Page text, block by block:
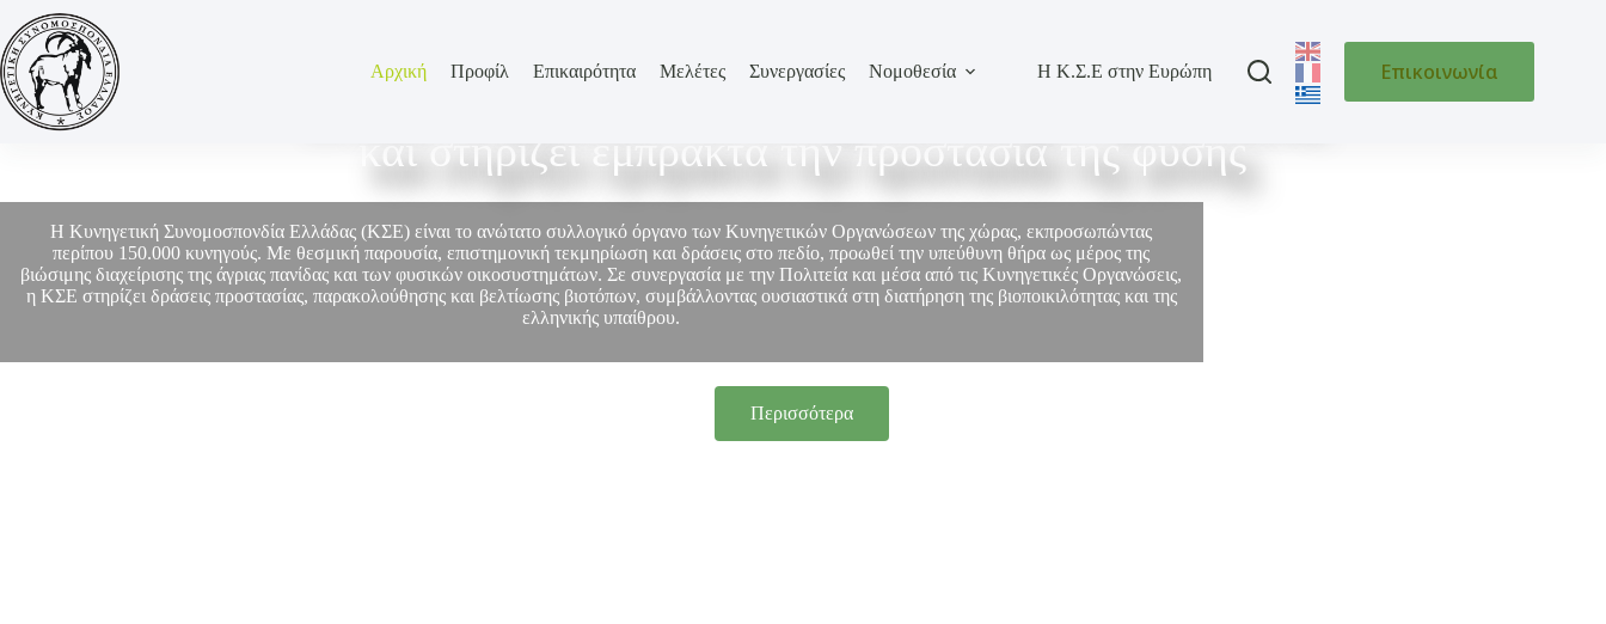
Αρχική Προφίλ Επικαιρότητα Μελέτες Συνεργασίες Νομοθεσία Η Κ.Σ.Ε στην Ευρώπη Επικοινωνία
Η ΚΣΕ εκπροσωπεί τον κυνηγετικό κόσμο της Ελλάδας
και στηρίζει έμπρακτα την προστασία της φύσης
Η Κυνηγετική Συνομοσπονδία Ελλάδας (ΚΣΕ) είναι το ανώτατο συλλογικό όργανο των Κυνηγετικών Οργανώσεων της χώρας, εκπροσωπώντας
περίπου 150.000 κυνηγούς. Με θεσμική παρουσία, επιστημονική τεκμηρίωση και δράσεις στο πεδίο, προωθεί την υπεύθυνη θήρα ως μέρος της
βιώσιμης διαχείρισης της άγριας πανίδας και των φυσικών οικοσυστημάτων. Σε συνεργασία με την Πολιτεία και μέσα από τις Κυνηγετικές Οργανώσεις,
η ΚΣΕ στηρίζει δράσεις προστασίας, παρακολούθησης και βελτίωσης βιοτόπων, συμβάλλοντας ουσιαστικά στη διατήρηση της βιοποικιλότητας και της
ελληνικής υπαίθρου.
Περισσότερα